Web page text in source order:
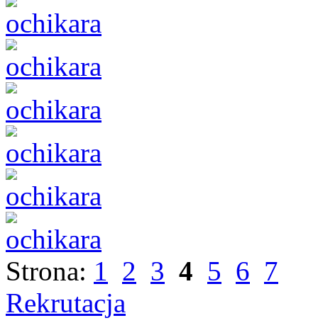
Strona: 1 2 3 4 5 6 7
Rekrutacja